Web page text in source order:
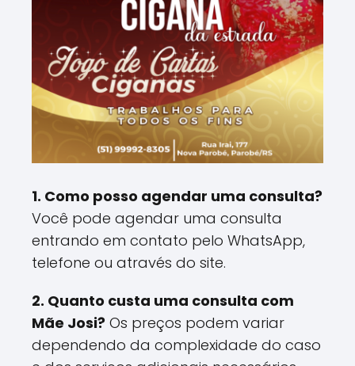
1. Como posso agendar uma consulta?
Você pode agendar uma consulta
entrando em contato pelo WhatsApp,
telefone ou através do site.
2. Quanto custa uma consulta com
Mãe Josi? Os preços podem variar
dependendo da complexidade do caso